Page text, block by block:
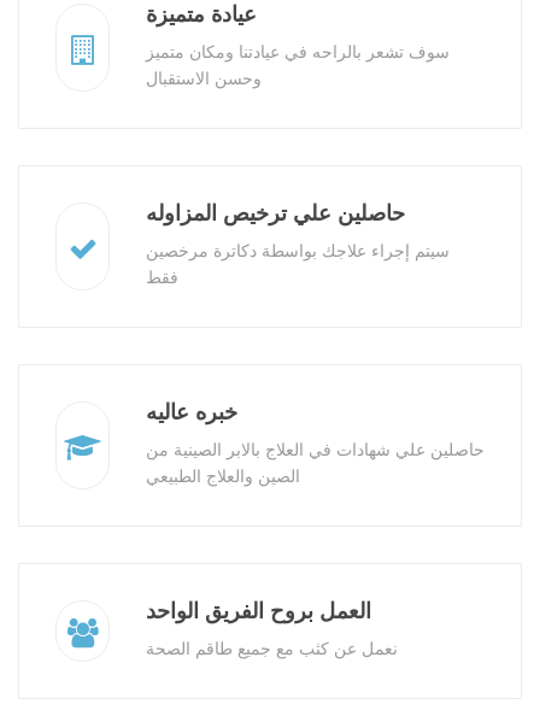
عيادة متميزة
سوف تشعر بالراحه في عيادتنا ومكان متميز
وحسن الاستقبال
حاصلين علي ترخيص المزاوله
سيتم إجراء علاجك بواسطة دكاترة مرخصين
فقط
خبره عاليه
حاصلين علي شهادات في العلاج بالابر الصينية من
الصين والعلاج الطبيعي
العمل بروح الفريق الواحد
نعمل عن كثب مع جميع طاقم الصحة